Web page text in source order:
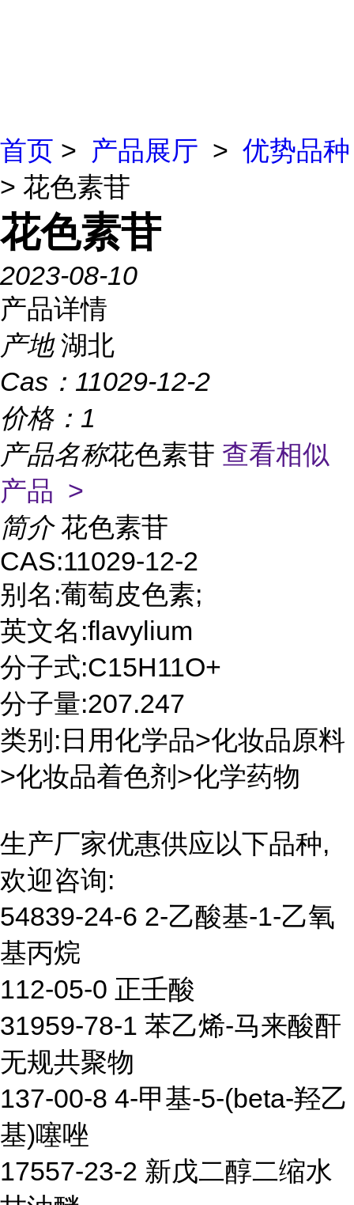
首页 > 产品展厅 > 优势品种
> 花色素苷
花色素苷
2023-08-10
产品详情
产地 湖北
Cas： 11029-12-2
价格： 1
产品名称花色素苷 查看相似
产品 >
简介 花色素苷
CAS:11029-12-2
别名:葡萄皮色素;
英文名:flavylium
分子式:C15H11O+
分子量:207.247
类别:日用化学品>化妆品原料
>化妆品着色剂>化学药物
生产厂家优惠供应以下品种,
欢迎咨询:
54839-24-6 2-乙酸基-1-乙氧
基丙烷
112-05-0 正壬酸
31959-78-1 苯乙烯-马来酸酐
无规共聚物
137-00-8 4-甲基-5-(beta-羟乙
基)噻唑
17557-23-2 新戊二醇二缩水